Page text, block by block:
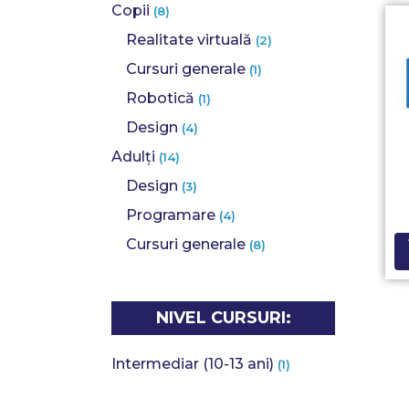
Copii (8)
Realitate virtuală (2)
Cursuri generale (1)
Robotică (1)
Design (4)
Adulți (14)
Design (3)
Programare (4)
Cursuri generale (8)
NIVEL CURSURI:
Intermediar (10-13 ani) (1)